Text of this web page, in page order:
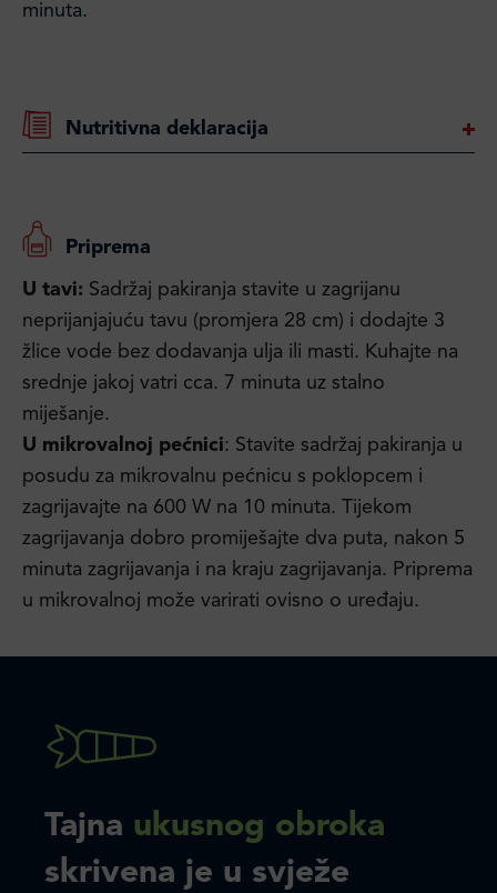
minuta.
Nutritivna deklaracija
Priprema
U tavi: Sadržaj pakiranja stavite u zagrijanu
neprijanjajuću tavu (promjera 28 cm) i dodajte 3
žlice vode bez dodavanja ulja ili masti. Kuhajte na
srednje jakoj vatri cca. 7 minuta uz stalno
miješanje.
U mikrovalnoj pećnici: Stavite sadržaj pakiranja u
posudu za mikrovalnu pećnicu s poklopcem i
zagrijavajte na 600 W na 10 minuta. Tijekom
zagrijavanja dobro promiješajte dva puta, nakon 5
minuta zagrijavanja i na kraju zagrijavanja. Priprema
u mikrovalnoj može varirati ovisno o uređaju.
Tajna ukusnog obroka
skrivena je u svježe